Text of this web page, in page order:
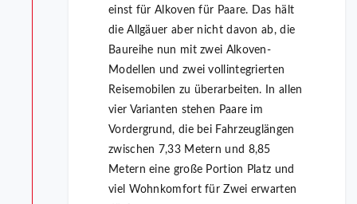
einst für Alkoven für Paare. Das hält
die Allgäuer aber nicht davon ab, die
Baureihe nun mit zwei Alkoven-
Modellen und zwei vollintegrierten
Reisemobilen zu überarbeiten. In allen
vier Varianten stehen Paare im
Vordergrund, die bei Fahrzeuglängen
zwischen 7,33 Metern und 8,85
Metern eine große Portion Platz und
viel Wohnkomfort für Zwei erwarten